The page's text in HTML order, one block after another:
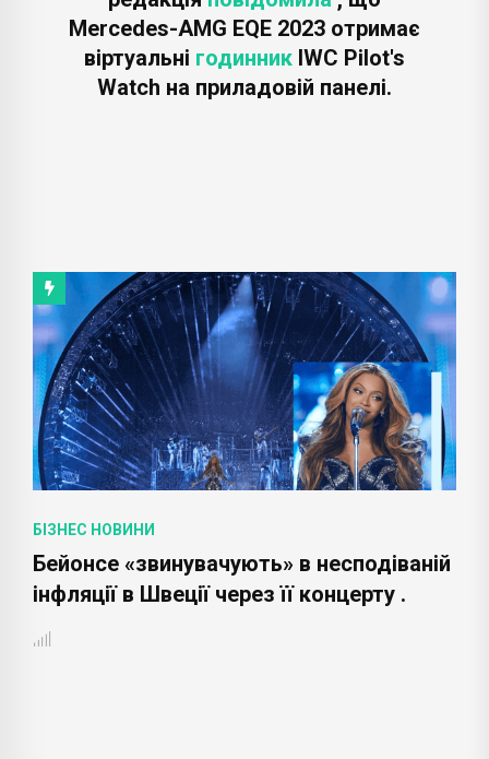
Mercedes-AMG EQE 2023 отримає
віртуальні годинник IWC Pilot's
Watch на приладовій панелі.
БІЗНЕС НОВИНИ
Бейонсе «звинувачують» в несподіваній
інфляції в Швеції через її концерту .